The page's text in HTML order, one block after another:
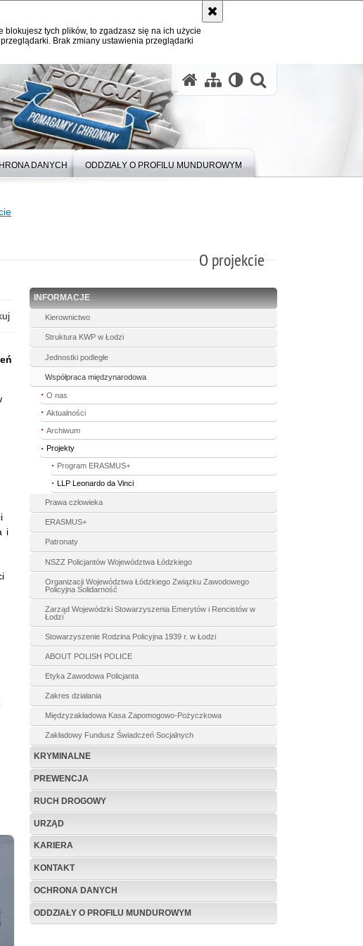
tych plików, to zgadzasz się na ich użycie
Brak zmiany ustawienia przeglądarki
DANYCH ODDZIAŁY O PROFILU MUNDUROWYM
O projekcie
i
INFORMACJE
Kierownictwo
Struktura KWP w Łodzi
Jednostki podległe
Współpraca międzynarodowa
O nas
Aktualności
Archiwum
Projekty
Program ERASMUS+
LLP Leonardo da Vinci
Prawa człowieka
ERASMUS+
Patronaty
NSZZ Policjantów Województwa Łódzkiego
Organizacji Województwa Łódzkiego Związku Zawodowego
Policyjna Solidarność
Zarząd Wojewódzki Stowarzyszenia Emerytów i Rencistów w
Łodzi
Stowarzyszenie Rodzina Policyjna 1939 r. w Łodzi
ABOUT POLISH POLICE
Etyka Zawodowa Policjanta
Zakres działania
Międzyzakładowa Kasa Zapomogowo-Pożyczkowa
Zakładowy Fundusz Świadczeń Socjalnych
KRYMINALNE
PREWENCJA
RUCH DROGOWY
URZĄD
KARIERA
KONTAKT
OCHRONA DANYCH
ODDZIAŁY O PROFILU MUNDUROWYM